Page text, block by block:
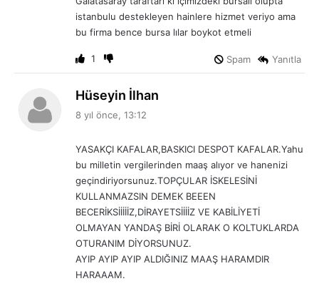
istanbulu destekleyen hainlere hizmet veriyo ama
bu firma bence bursa lılar boykot etmeli
1 Yanıtla
Spam
Hüseyin İlhan
k
i
:
8 yıl önce, 13:12
YASAKÇI KAFALAR,BASKICI DESPOT KAFALAR.Yahu
bu milletin vergilerinden maaş alıyor ve hanenizi
geçindiriyorsunuz.TOPÇULAR İSKELESİNİ
KULLANMAZSIN DEMEK BEEEN
BECERİKSİİİİİZ,DİRAYETSİİİİZ VE KABİLİYETİ
OLMAYAN YANDAŞ BİRİ OLARAK O KOLTUKLARDA
OTURANIM DİYORSUNUZ.
AYIP AYIP AYIP ALDIĞINIZ MAAŞ HARAMDIR
HARAAAM.